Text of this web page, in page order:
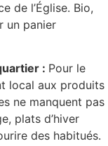
de l’Église. Bio,
un panier
: Pour le
local aux produits
ne manquent pas
plats d’hiver
des habitués.